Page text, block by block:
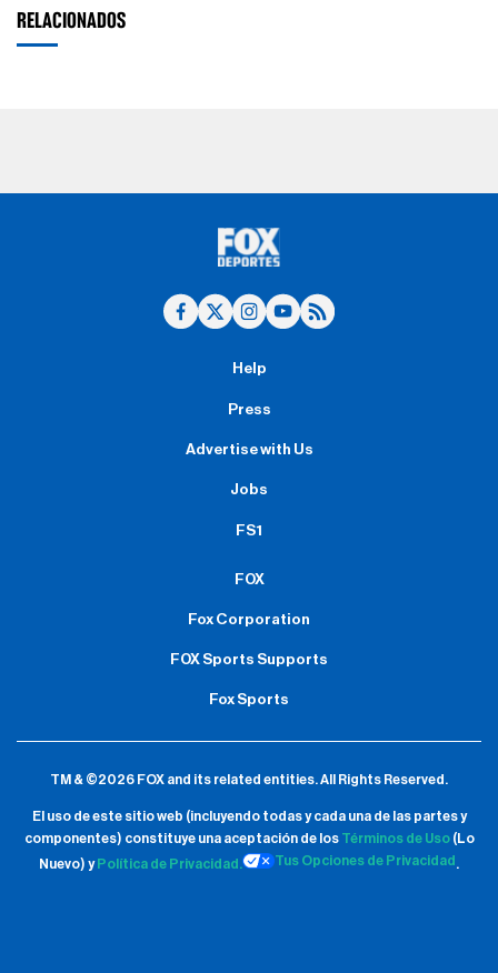
RELACIONADOS
Help
Press
Advertise with Us
Jobs
FS1
FOX
Fox Corporation
FOX Sports Supports
Fox Sports
TM & ©2026 FOX and its related entities.All Rights Reserved.
El uso de este sitio web (incluyendo todas y cada una de las partes y
componentes) constituye una aceptación de los Términos de Uso(Lo
Nuevo) y Política de Privacidad. Tus Opciones de Privacidad .